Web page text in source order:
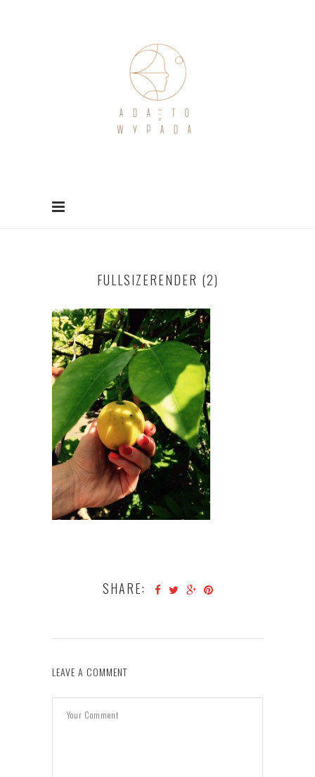
FULLSIZERENDER (2)
SHARE:
LEAVE A COMMENT